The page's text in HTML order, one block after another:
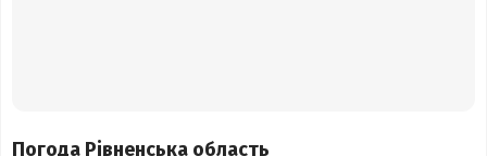
Погода Рівненська область